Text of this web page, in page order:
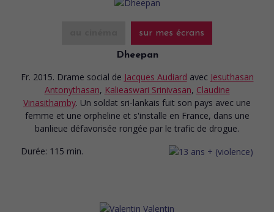
sur mes écrans
Dheepan
Fr. 2015. Drame social de Jacques Audiard avec Jesuthasan
Antonythasan, Kalieaswari Srinivasan, Claudine
Vinasithamby. Un soldat sri-lankais fuit son pays avec une
femme et une orpheline et s'installe en France, dans une
banlieue défavorisée rongée par le trafic de drogue.
Durée: 115 min.